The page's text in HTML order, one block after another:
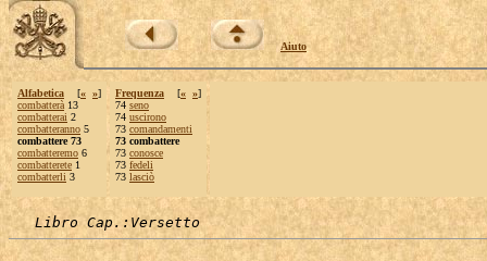
Aiuto
Alfabetica [« »]
combatterà 13
combatterai 2
combatteranno 5
combattere 73
combatteremo 6
combatterete 1
combatterli 3
Frequenza [« »]
74 seno
74 uscirono
73 comandamenti
73 combattere
73 conosce
73 fedeli
73 lasciò
Libro Cap.:Versetto